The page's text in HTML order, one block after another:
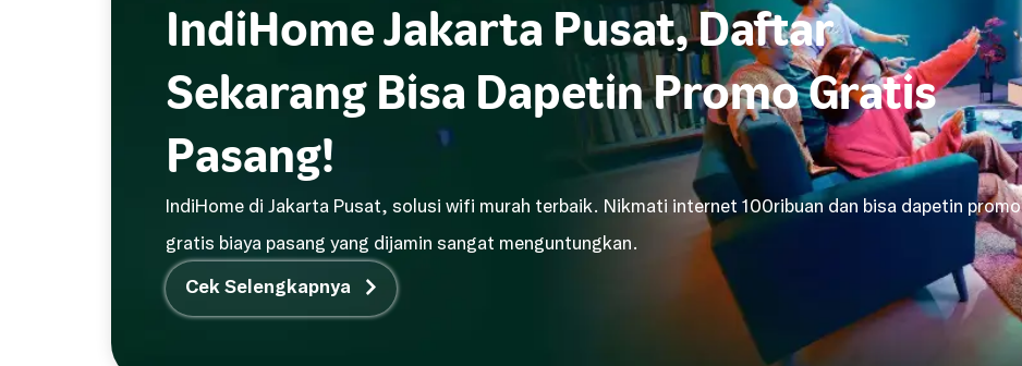
IndiHome Jakarta Pusat, Daftar
Sekarang Bisa Dapetin Promo Gratis
Pasang!
IndiHome di Jakarta Pusat, solusi wifi murah terbaik. Nikmati internet 100ribuan dan bisa dapetin promo
gratis biaya pasang yang dijamin sangat menguntungkan.
Cek Selengkapnya